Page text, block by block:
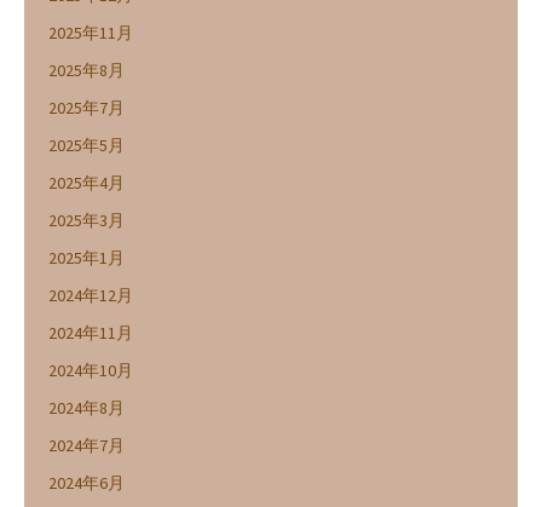
2025年11月
2025年8月
2025年7月
2025年5月
2025年4月
2025年3月
2025年1月
2024年12月
2024年11月
2024年10月
2024年8月
2024年7月
2024年6月